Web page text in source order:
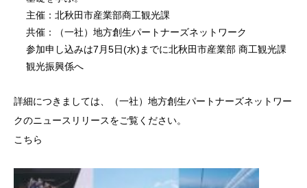
主催：北秋田市産業部商工観光課
共催：（一社）地方創生パートナーズネットワーク
参加申し込みは7月5日(水)までに北秋田市産業部 商工観光課
観光振興係へ
詳細につきましては、（一社）地方創生パートナーズネットワー
クのニュースリリースをご覧ください。
こちら